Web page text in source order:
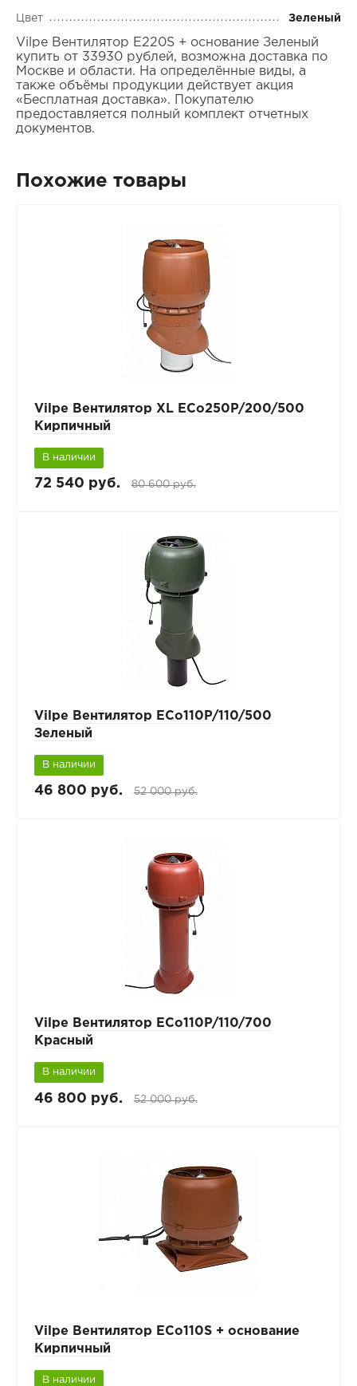
Цвет Зеленый
Vilpe Вентилятор E220S + основание Зеленый
купить от 33930 рублей, возможна доставка по
Москве и области. На определённые виды, а
также объёмы продукции действует акция
«Бесплатная доставка». Покупателю
предоставляется полный комплект отчетных
документов.
Похожие товары
Vilpe Вентилятор XL ECo250P/200/500
Кирпичный
В наличии
72 540 руб. 80 600 руб.
Vilpe Вентилятор ECo110P/110/500
Зеленый
В наличии
46 800 руб. 52 000 руб.
Vilpe Вентилятор ECo110P/110/700
Красный
В наличии
46 800 руб. 52 000 руб.
Vilpe Вентилятор ECo110S + основание
Кирпичный
В наличии